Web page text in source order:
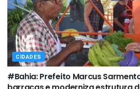
CIDADES
#Bahia: Prefeito Marcus